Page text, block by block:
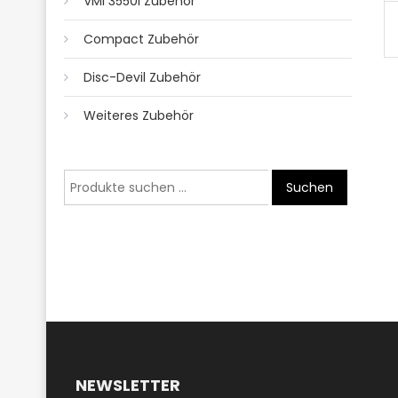
Compact Zubehör
Disc-Devil Zubehör
Weiteres Zubehör
Suche
nach:
Suchen
NEWSLETTER